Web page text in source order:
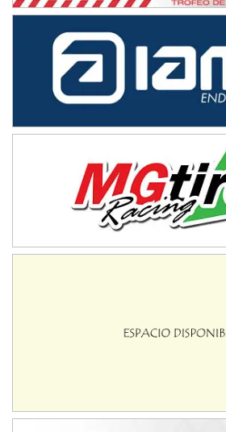
Juan Navarro (Asfalto)
COBERTURA ESPECIAL DE E-KART.COM.AR
08/09-AGO
IAME SERIES ARGENTINA 6
Baradero (Buenos Aires)
Ciudad de Trenque Lauquen (Asfalto)
Trenque Lauquen (Buenos Aires)
ENTRERRIANO - F6 (POSTERGADA)
Parque de la Velocidad (Asfalto)
Villaguay (Entre Ríos)
Juventud Unida (Tierra)